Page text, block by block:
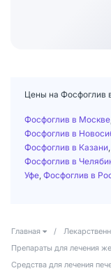
Цены на Фосфоглив
Фосфоглив в Москве
Фосфоглив в
Фосфоглив в Казани
Фосфоглив в
Уфе Фосфоглив в
Главная /
Препараты для лечения
Средства для лечения